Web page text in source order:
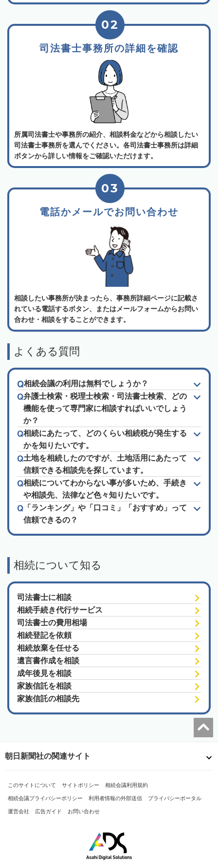
司法書士事務所の詳細を確認
02
所属司法書士や事務所の紹介、相談料金などから相談したい
司法書士事務所を選んでください。各司法書士事務所は詳細
ボタンから詳しい情報をご確認いただけます。
電話かメールでお問い合わせ
03
相談したい事務所が決まったら、事務所詳細ページに記載さ
れている電話するボタン、またはメールフォームからお問い
合わせ・相談をすることができます。
よくある質問
相続会議の利用は無料でしょうか？
弁護士検索・税理士検索・司法書士検索、どの
機能を使って専門家に相談すればいいでしょう
か？
相続にあたって、どのくらい相続税が発生する
かを知りたいです。
土地を相続したのですが、土地活用にあたって
信頼できる相談先を探しています。
相続についてわからない事が多いため、手続き
や相談先、法律など色々知りたいです。
「ランキング」や「口コミ」「おすすめ」って
信頼できるの？
相続について知る
司法書士に相談
相続手続き代行サービス
司法書士の費用相場
相続登記を依頼
相続放棄を任せる
遺言書作成を相談
成年後見を相談
家族信託を相談
家族信託の相談先
朝日新聞社の関連サイト
このサイトについて サイトポリシー 相続会議利用規約
相続会議プライバシーポリシー 利用者情報の外部送信 プライバシーポータル
運営会社 広告ガイド お問い合わせ